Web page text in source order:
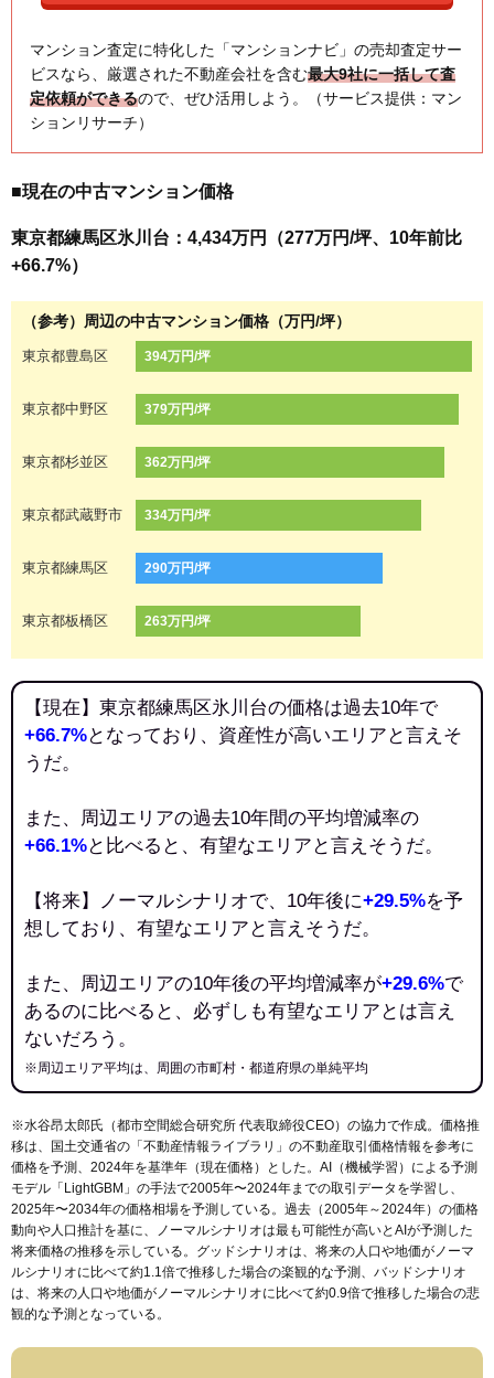
マンション査定に特化した「マンションナビ」の売却査定サー
ビスなら、厳選された不動産会社を含む最大9社に一括して査
定依頼ができるので、ぜひ活用しよう。（サービス提供：マン
ションリサーチ）
■現在の中古マンション価格
東京都練馬区氷川台：4,434万円（277万円/坪、10年前比
+66.7%）
（参考）周辺の中古マンション価格（万円/坪）
東京都豊島区 394万円/坪
東京都中野区 379万円/坪
東京都杉並区 362万円/坪
東京都武蔵野市 334万円/坪
東京都練馬区 290万円/坪
東京都板橋区 263万円/坪
【現在】東京都練馬区氷川台の価格は過去10年で
+66.7%となっており、資産性が高いエリアと言えそ
うだ。
また、周辺エリアの過去10年間の平均増減率の
+66.1%と比べると、有望なエリアと言えそうだ。
【将来】ノーマルシナリオで、10年後に+29.5%を予
想しており、有望なエリアと言えそうだ。
また、周辺エリアの10年後の平均増減率が+29.6%で
あるのに比べると、必ずしも有望なエリアとは言え
ないだろう。
※周辺エリア平均は、周囲の市町村・都道府県の単純平均
※水谷昂太郎氏（都市空間総合研究所 代表取締役CEO）の協力で作成。価格推
移は、国土交通省の「 不動産情報ライブラリ 」の不動産取引価格情報を参考に
価格を予測、2024年を基準年（現在価格）とした。AI（機械学習）による予測
モデル「LightGBM」の手法で2005年〜2024年までの取引データを学習し、
2025年〜2034年の価格相場を予測している。過去（2005年～2024年）の価格
動向や人口推計を基に、ノーマルシナリオは最も可能性が高いとAIが予測した
将来価格の推移を示している。グッドシナリオは、将来の人口や地価がノーマ
ルシナリオに比べて約1.1倍で推移した場合の楽観的な予測、バッドシナリオ
は、将来の人口や地価がノーマルシナリオに比べて約0.9倍で推移した場合の悲
観的な予測となっている。